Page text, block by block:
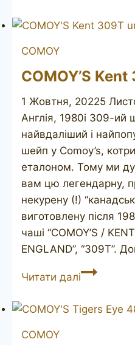
Best
COMOY
COMOY’S
1 Жовтня, 20225
Англія, 1980і 309-ий
найвдаліший і
шейп у Comoy’s,
еталоном. Тому ми
вам цю легендарну,
некурену (!)
виготовлену після
чаші “COMOY’S /
ENGLAND”, “309T”.
Читати даліCOMOY’S
309T
COMOY